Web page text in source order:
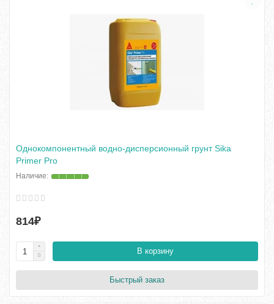
Однокомпонентный водно-дисперсионный грунт Sika
Primer Pro
814₽
В корзину
Быстрый заказ